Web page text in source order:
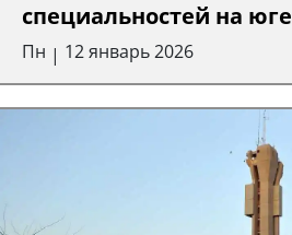
специальностей на юге
Пн | 12 январь 2026